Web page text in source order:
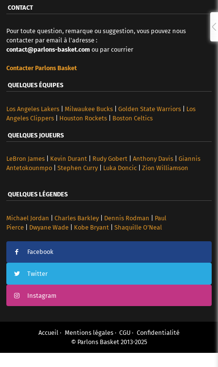
CONTACT
Pour toute question, remarque ou suggestion, vous pouvez nous
contacter par email à l'adresse :
contact@parlons-basket.com ou par courrier
Contacter Parlons Basket
QUELQUES ÉQUIPES
Los Angeles Lakers| Milwaukee Bucks| Golden State Warriors| Los
Angeles Clippers| Houston Rockets| Boston Celtics
QUELQUES JOUEURS
LeBron James| Kevin Durant| Rudy Gobert| Anthony Davis| Giannis
Antetokounmpo| Stephen Curry| Luka Doncic| Zion Williamson
QUELQUES LÉGENDES
Michael Jordan Charles Barkley| Dennis Rodman
Paul
Pierce| Dwyane Wade| Kobe Bryant Shaquille O’Neal
Facebook
Twitter
Instagram
Accueil Mentions légales CGU
Confidentialité
© Parlons Basket 2013-2025